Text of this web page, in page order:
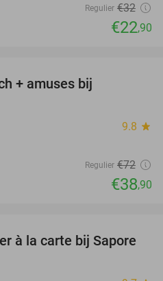
Regulier €32
€22,90
+ amuses bij
9.8 star
Regulier €72
€38,90
46%
à la carte bij Sapore